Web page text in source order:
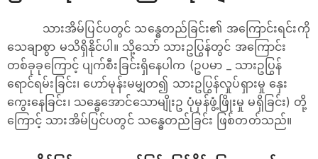
သားအိမ်ပြင်ပတွင် သန္ဓေတည်ခြင်း၏ အကြောင်းရင်းကို
သေချာစွာ မသိရှိနိုင်ပါ။ သို့သော် သားဥပြွန်တွင် အကြောင်း
တစ်ခုခုကြောင့် ပျက်စီးခြင်းရှိနေပါက (ဥပမာ _ သားဥပြွန်
ရောင်ရမ်းခြင်း၊ ဟော်မုန်းမမျှတ၍ သားဥပြွန်လှုပ်ရှားမှု နှေး
ကွေးနေခြင်း၊ သန္ဓေအောင်သောမျိုးဥ ပုံမှန်ဖွံ့ဖြိုးမှု မရှိခြင်း) တို့
ကြောင့် သားအိမ်ပြင်ပတွင် သန္ဓေတည်ခြင်း ဖြစ်တတ်သည်။